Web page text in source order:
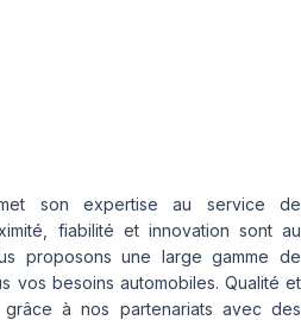
son expertise au service de
fiabilité et innovation sont au
proposons une large gamme de
vos besoins automobiles. Qualité et
à nos partenariats avec des